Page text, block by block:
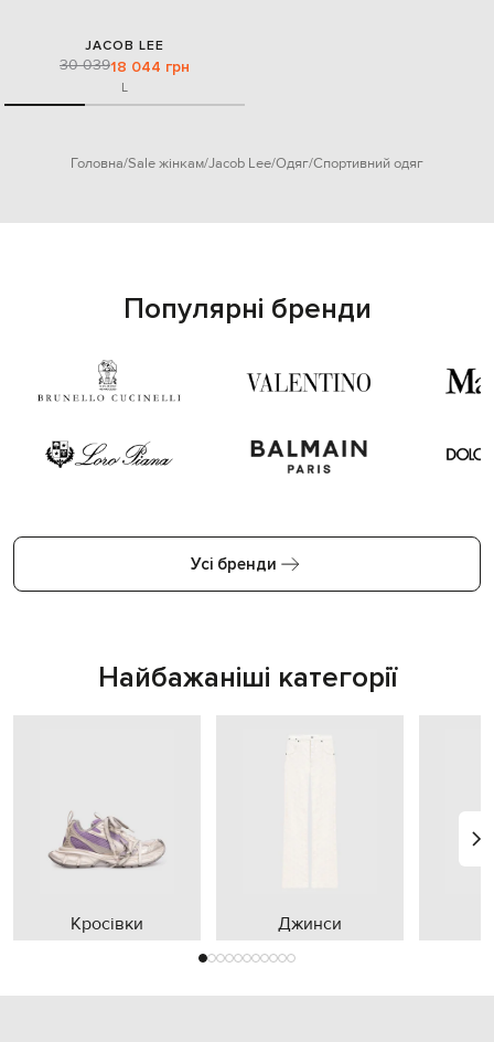
JACOB LEE
30 03918 044 грн
L
Головна Sale жінкам Jacob Lee Одяг Спортивний одяг
Популярні бренди
Усі бренди
Найбажаніші категорії
Кросівки Джинси